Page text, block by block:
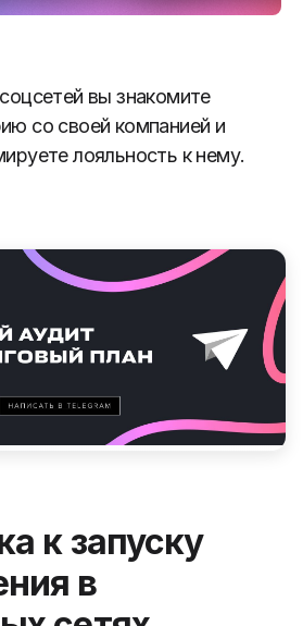
вы знакомите
со своей компанией и
лояльность к нему.
к запуску
в